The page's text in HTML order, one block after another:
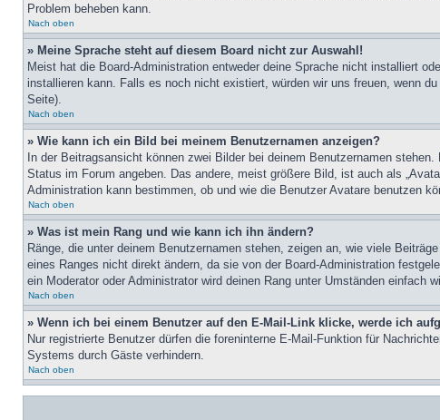
Problem beheben kann.
Nach oben
» Meine Sprache steht auf diesem Board nicht zur Auswahl!
Meist hat die Board-Administration entweder deine Sprache nicht installiert
installieren kann. Falls es noch nicht existiert, würden wir uns freuen, wenn
Seite).
Nach oben
» Wie kann ich ein Bild bei meinem Benutzernamen anzeigen?
In der Beitragsansicht können zwei Bilder bei deinem Benutzernamen
Status im Forum angeben. Das andere, meist größere Bild, ist auch als
Administration kann bestimmen, ob und wie die Benutzer Avatare benutzen
Nach oben
» Was ist mein Rang und wie kann ich ihn ändern?
Ränge, die unter deinem Benutzernamen stehen, zeigen an, wie viele
eines Ranges nicht direkt ändern, da sie von der Board-Administration
ein Moderator oder Administrator wird deinen Rang unter Umständen einfach
Nach oben
» Wenn ich bei einem Benutzer auf den E-Mail-Link klicke, werde ich
Nur registrierte Benutzer dürfen die foreninterne E-Mail-Funktion für
Systems durch Gäste verhindern.
Nach oben